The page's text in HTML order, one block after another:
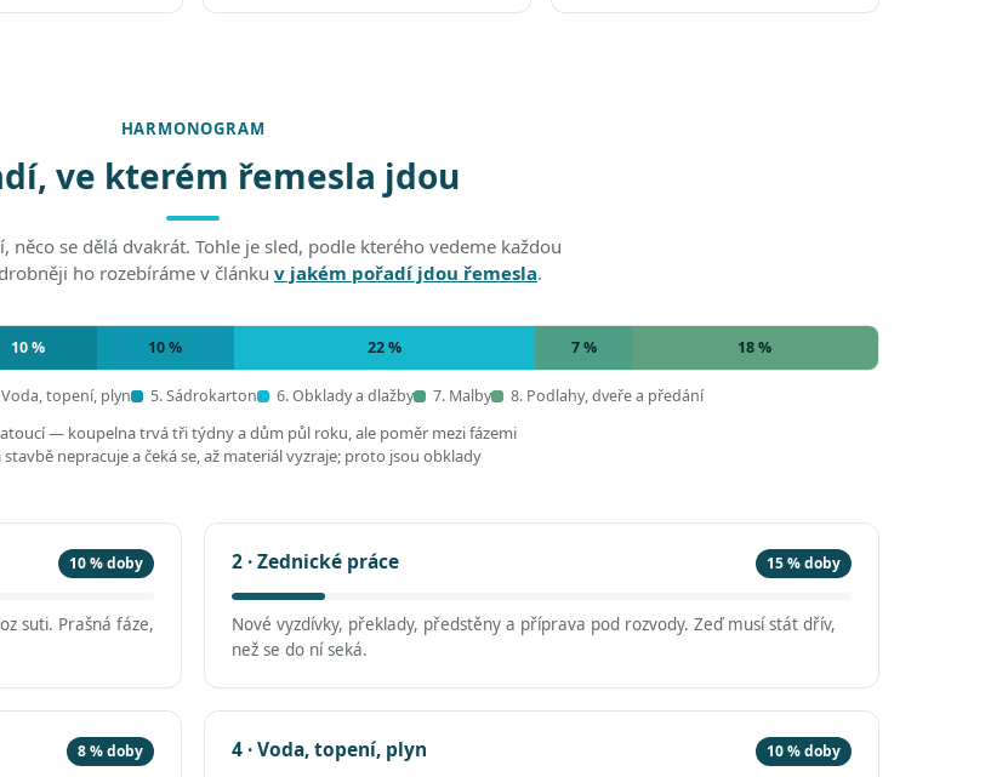
HARMONOGRAM
ve kterém řemesla jdou
něco se dělá dvakrát. Tohle je sled, podle kterého vedeme každou
ho rozebíráme v článku v jakém pořadí jdou řemesla.
10 % 10 % 22 % 7 % 18 %
topení, plyn 5. Sádrokarton 6. Obklady a dlažby 7. Malby 8. Podlahy, dveře a předání
— koupelna trvá tři týdny a dům půl roku, ale poměr mezi fázemi
nepracuje a čeká se, až materiál vyzraje; proto jsou obklady
10 % doby
suti. Prašná fáze,
2 · Zednické práce 15 % doby
Nové vyzdívky, překlady, předstěny a příprava pod rozvody. Zeď musí stát dřív,
než se do ní seká.
8 % doby 4 · Voda, topení, plyn 10 % doby